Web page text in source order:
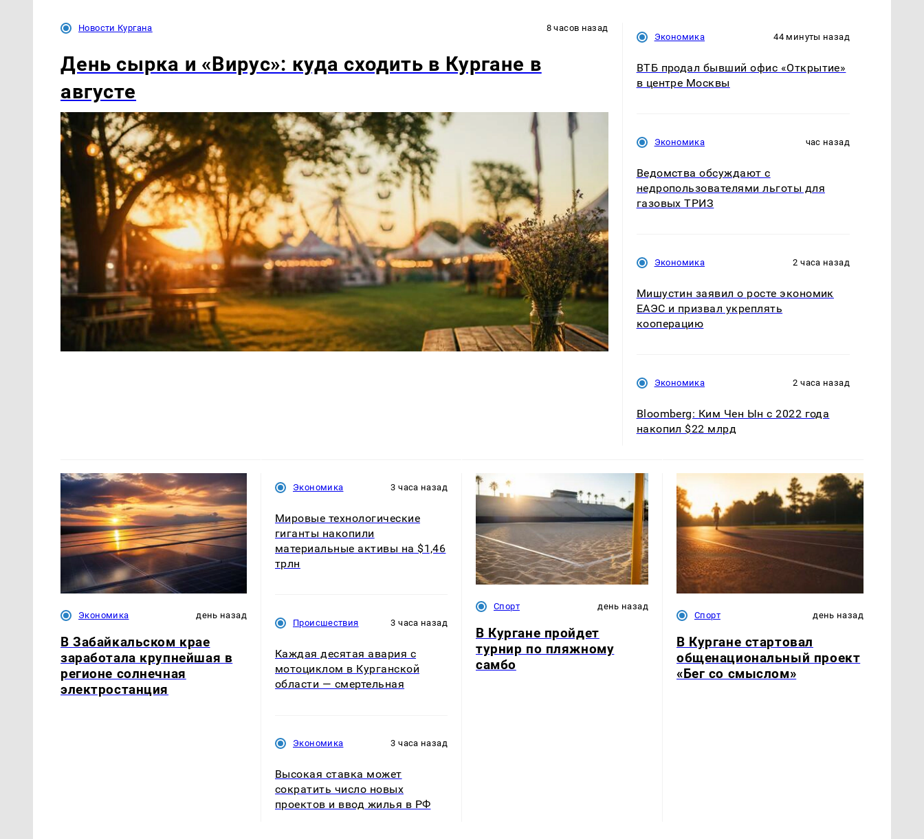
Новости Кургана 8 часов назад
День сырка и «Вирус»: куда сходить в Кургане в
августе
Экономика 44 минуты назад
ВТБ продал бывший офис «Открытие»
в центре Москвы
Экономика час назад
Ведомства обсуждают с
недропользователями льготы для
газовых ТРИЗ
Экономика 2 часа назад
Мишустин заявил о росте экономик
ЕАЭС и призвал укреплять
кооперацию
Экономика 2 часа назад
Bloomberg: Ким Чен Ын с 2022 года
накопил $22 млрд
Экономика день назад
В Забайкальском крае
заработала крупнейшая в
регионе солнечная
электростанция
Экономика 3 часа назад
Мировые технологические
гиганты накопили
материальные активы на $1,46
трлн
Происшествия 3 часа назад
Каждая десятая авария с
мотоциклом в Курганской
области — смертельная
Экономика 3 часа назад
Высокая ставка может
сократить число новых
проектов и ввод жилья в РФ
Спорт день назад
В Кургане пройдет
турнир по пляжному
самбо
Спорт день назад
В Кургане стартовал
общенациональный проект
«Бег со смыслом»